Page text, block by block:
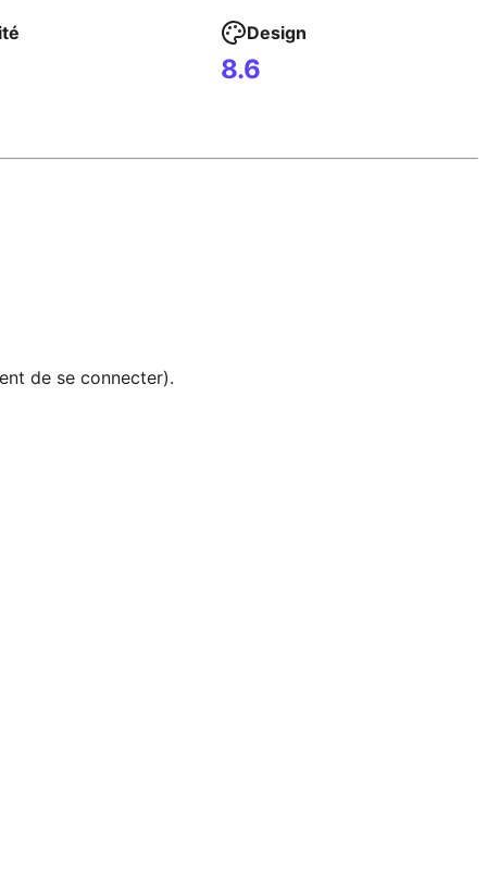
Design
8.6
de se connecter).